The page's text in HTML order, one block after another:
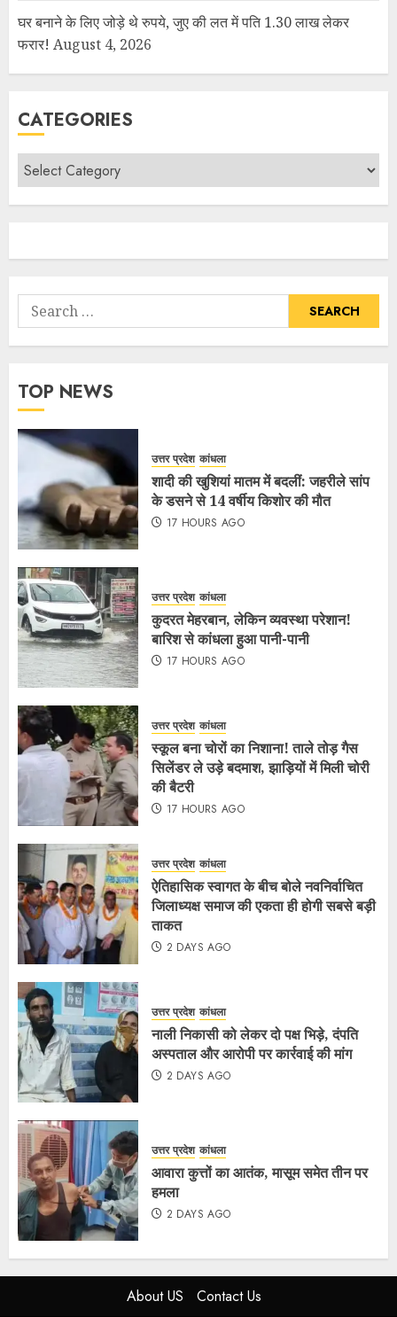
घर बनाने के लिए जोड़े थे रुपये, जुए की लत में पति 1.30 लाख लेकर
फरार! August 4, 2026
CATEGORIES
TOP NEWS
उत्तर प्रदेश कांधला
शादी की खुशियां मातम में बदलीं: जहरीले सांप
के डसने से 14 वर्षीय किशोर की मौत
17 HOURS AGO
उत्तर प्रदेश कांधला
कुदरत मेहरबान, लेकिन व्यवस्था परेशान!
बारिश से कांधला हुआ पानी-पानी
17 HOURS AGO
उत्तर प्रदेश कांधला
स्कूल बना चोरों का निशाना! ताले तोड़ गैस
सिलेंडर ले उड़े बदमाश, झाड़ियों में मिली चोरी
की बैटरी
17 HOURS AGO
उत्तर प्रदेश कांधला
ऐतिहासिक स्वागत के बीच बोले नवनिर्वाचित
जिलाध्यक्ष समाज की एकता ही होगी सबसे बड़ी
ताकत
2 DAYS AGO
उत्तर प्रदेश कांधला
नाली निकासी को लेकर दो पक्ष भिड़े, दंपति
अस्पताल और आरोपी पर कार्रवाई की मांग
2 DAYS AGO
उत्तर प्रदेश कांधला
आवारा कुत्तों का आतंक, मासूम समेत तीन पर
हमला
2 DAYS AGO
About US Contact Us